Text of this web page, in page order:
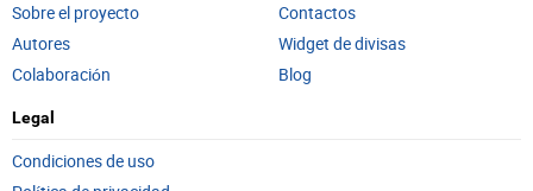
Sobre el proyecto
Autores
Colaboración
Contactos
Widget de divisas
Blog
Legal
Condiciones de uso